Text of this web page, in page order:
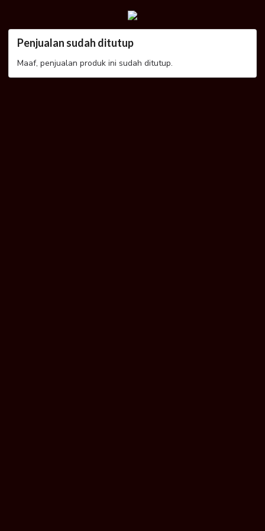
Penjualan sudah ditutup
Maaf, penjualan produk ini sudah ditutup.